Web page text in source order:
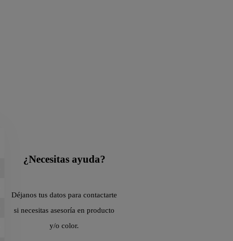
¿Necesitas ayuda?
Déjanos tus datos para contactarte
si necesitas asesoría en producto
y/o color.